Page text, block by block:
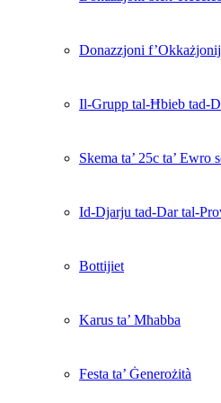
Donazzjoni
Il-Grupp tal-Ħbieb tad-
Skema ta’ 25c ta’
Id-Djarju tad-Dar tal-
Bottijiet
Karus ta’ Mħabba
Festa ta’ Ġenerożità